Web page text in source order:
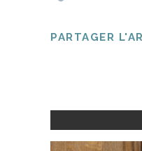
PARTAGER